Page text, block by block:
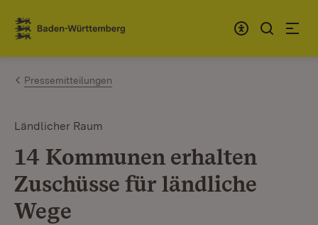
Zum Inhalt springen
Link zur Startseite
Pressemitteilungen
Ländlicher Raum
14 Kommunen erhalten
Zuschüsse für ländliche
Wege